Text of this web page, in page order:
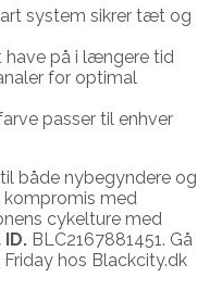
system sikrer tæt og
have på i længere tid
for optimal
passer til enhver
både nybegyndere og
kompromis med
cykelture med
BLC2167881451. Gå
hos Blackcity.dk